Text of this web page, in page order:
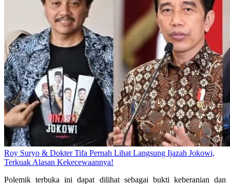
Roy Suryo & Dokter Tifa Pernah Lihat Langsung Ijazah Jokowi,
Terkuak Alasan Kekecewaannya!
Polemik terbuka ini dapat dilihat sebagai bukti keberanian dan